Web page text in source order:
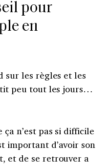
pour
en
sur les règles et les
peu tout les jours…
ça n’est pas si difficile
important d’avoir son
et de se retrouver a